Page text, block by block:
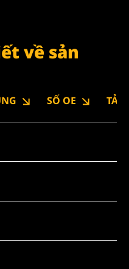
về sản
SỐ OE TẢI